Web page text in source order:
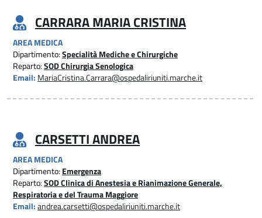
CARRARA MARIA CRISTINA
AREA MEDICA
Dipartimento:Specialità Mediche e Chirurgiche
Reparto:SOD Chirurgia Senologica
Email: MariaCristina.Carrara@ospedaliriuniti.marche.it
CARSETTI ANDREA
AREA MEDICA
Dipartimento: Emergenza
Reparto:SOD Clinica di Anestesia e Rianimazione Generale,
Respiratoria e del Trauma Maggiore
Email: andrea.carsetti@ospedaliriuniti.marche.it